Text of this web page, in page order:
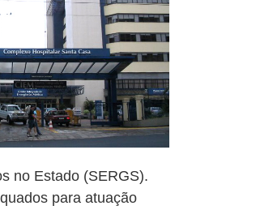
no Estado (SERGS).
para atuação